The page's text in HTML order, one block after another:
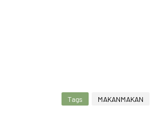
Tags MAKANMAKAN